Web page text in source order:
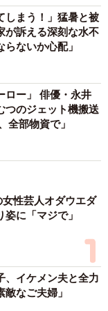
の氾濫などがとく
考えた場合に、
ップが更新され
する予想になって
か不安（20代 女
ことを後から知っ
配（40代 男性）
ため。免震構造の
地震が起きたと
しまう！」猛暑と被
訴える深刻な水不
ないか心配」
ロー」 俳優・永井
のジェット機搬送
全部物資で」
女性芸人オダウエダ
に「マジで」
、イケメン夫と全力
なご夫婦」